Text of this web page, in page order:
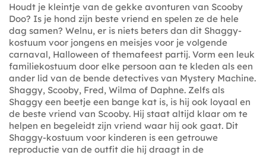
Houdt je kleintje van de gekke avonturen van Scooby
Doo? Is je hond zijn beste vriend en spelen ze de hele
dag samen? Welnu, er is niets beters dan dit Shaggy-
kostuum voor jongens en meisjes voor je volgende
carnaval, Halloween of themafeest partij. Vorm een leuk
familiekostuum door elke persoon aan te kleden als een
ander lid van de bende detectives van Mystery Machine.
Shaggy, Scooby, Fred, Wilma of Daphne. Zelfs als
Shaggy een beetje een bange kat is, is hij ook loyaal en
de beste vriend van Scooby. Hij staat altijd klaar om te
helpen en begeleidt zijn vriend waar hij ook gaat. Dit
Shaggy-kostuum voor kinderen is een getrouwe
reproductie van de outfit die hij draagt in de